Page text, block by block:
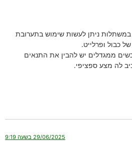
במשתלות ניתן לעשות שימוש בתערובת
כבול ופרלייט.
ממגדלים יש להבין את התנאים
לה מצע ספציפי.
29/06/2025 בשעה 9:19